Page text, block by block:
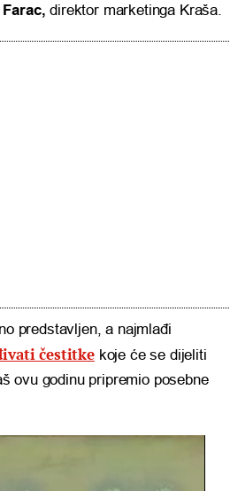
direktor marketinga Kraša.
predstavljen, a najmlađi
čestitkekoje će se dijeliti
ovu godinu pripremio posebne